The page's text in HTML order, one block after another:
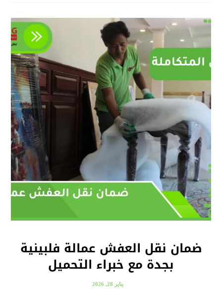
ضمان نقل العفش عمالة فلبينية
بجدة مع خبراء التحميل
يناير 28, 2026